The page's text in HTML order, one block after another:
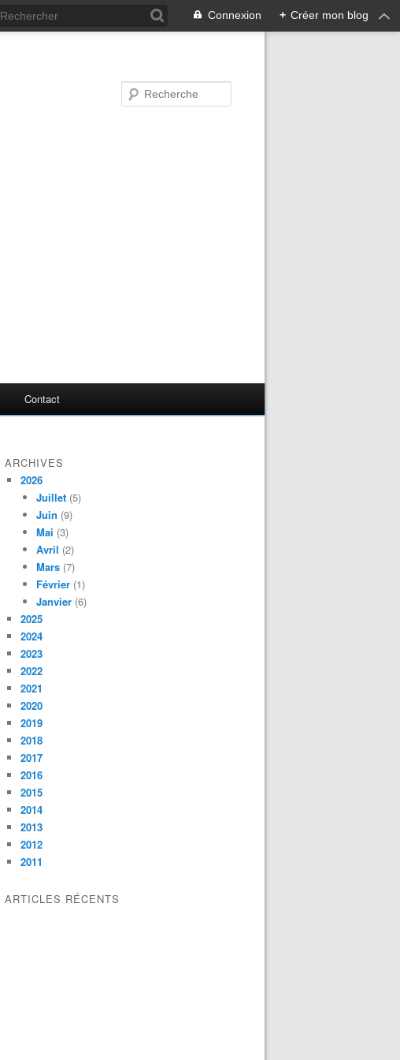
Connexion + Créer mon blog
Contact
ARCHIVES
2026
Juillet (5)
Juin (9)
Mai (3)
Avril (2)
Mars (7)
Février (1)
Janvier (6)
2025
2024
2023
2022
2021
2020
2019
2018
2017
2016
2015
2014
2013
2012
2011
ARTICLES RÉCENTS